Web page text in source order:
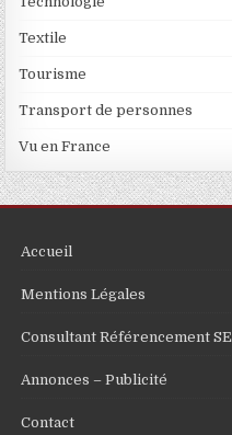
Textile
Tourisme
Transport de personnes
Vu en France
Accueil
Mentions Légales
Consultant Référencement
Annonces – Publicité
Contact